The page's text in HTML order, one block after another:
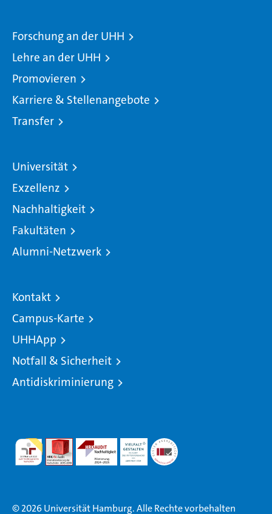
Forschung an der UHH
Lehre an der UHH
Promovieren
Karriere & Stellenangebote
Transfer
Universität
Exzellenz
Nachhaltigkeit
Fakultäten
Alumni-Netzwerk
Kontakt
Campus-Karte
UHHApp
Notfall & Sicherheit
Antidiskriminierung
© 2026 Universität Hamburg. Alle Rechte vorbehalten